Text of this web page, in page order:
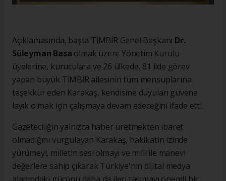
Açıklamasında, başta TİMBİR Genel Başkanı Dr.
Süleyman Basa olmak üzere Yönetim Kurulu
üyelerine, kuruculara ve 26 ülkede, 81 ilde görev
yapan büyük TİMBİR ailesinin tüm mensuplarına
teşekkür eden Karakaş, kendisine duyulan güvene
layık olmak için çalışmaya devam edeceğini ifade etti.
Gazeteciliğin yalnızca haber üretmekten ibaret
olmadığını vurgulayan Karakaş, hakikatin izinde
yürümeyi, milletin sesi olmayı ve milli ile manevi
değerlere sahip çıkarak Türkiye'nin dijital medya
alanındaki gücünü daha da ileri taşımayı önemli bir